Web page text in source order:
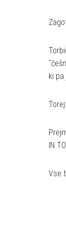
ki
Torej:
IN
Vse